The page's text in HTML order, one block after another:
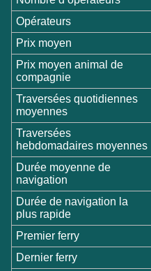
Opérateurs
Prix moyen
Prix moyen animal de
compagnie
Traversées quotidiennes
moyennes
Traversées
hebdomadaires moyennes
Durée moyenne de
navigation
Durée de navigation la
plus rapide
Premier ferry
Dernier ferry